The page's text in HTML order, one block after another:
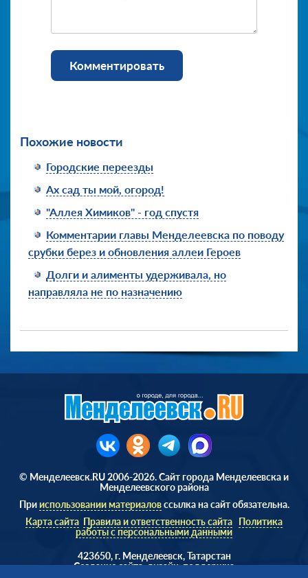
Комментировать
Похожие новости
Городские переезды
Ах сад ты мой, огород!
"Аллея Химиков" - год спустя
Комментарии главы Менделеевска по поводу
срубки берез и обновления аллеи Героев
Долги и алименты удерживала, но
направляла не по назначению
© Менделеевск.RU 2006-2026. Сайт города Менделеевска и
Менделеевского района
Прииспользовании материаловссылка на сайт обязательна.
Карта сайта Правила и ответственность сайта Политика
работы с персональными данными
423650, г. Менделеевск, Татарстан
Cоздание сайта, дизайн, поддержка